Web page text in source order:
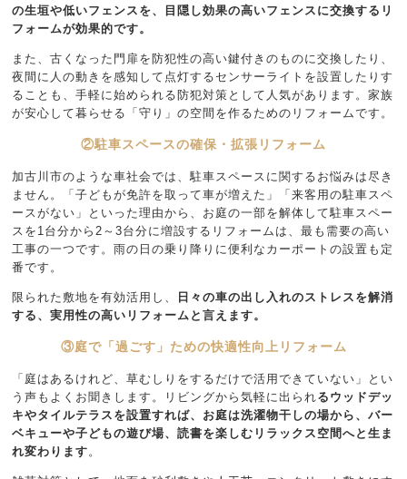
の生垣や低いフェンスを、目隠し効果の高いフェンスに交換するリ
フォームが効果的です。
また、古くなった門扉を防犯性の高い鍵付きのものに交換したり、
夜間に人の動きを感知して点灯するセンサーライトを設置したりす
ることも、手軽に始められる防犯対策として人気があります。家族
が安心して暮らせる「守り」の空間を作るためのリフォームです。
②駐車スペースの確保・拡張リフォーム
加古川市のような車社会では、駐車スペースに関するお悩みは尽き
ません。「子どもが免許を取って車が増えた」「来客用の駐車スペ
ースがない」といった理由から、お庭の一部を解体して駐車スペー
スを1台分から2～3台分に増設するリフォームは、最も需要の高い
工事の一つです。雨の日の乗り降りに便利なカーポートの設置も定
番です。
限られた敷地を有効活用し、
日々の車の出し入れのストレスを解消
する、実用性の高いリフォームと言えます。
③庭で「過ごす」ための快適性向上リフォーム
「庭はあるけれど、草むしりをするだけで活用できていない」とい
う声もよくお聞きします。リビングから気軽に出られるウッドデッ
キやタイルテラスを設置すれば、お庭は洗濯物干しの場から、バー
ベキューや子どもの遊び場、読書を楽しむリラックス空間へと生ま
れ変わります。